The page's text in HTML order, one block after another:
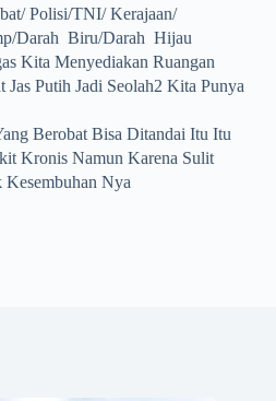
Polisi/TNI/ Kerajaan/
darah Biru/darah Hijau
Kita Menyediakan Ruangan
Putih Jadi Seolah2 Kita Punya
Berobat Bisa Ditandai Itu Itu
Kronis Namun Karena Sulit
Nya